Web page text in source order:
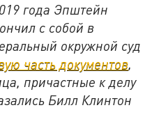
года Эпштейн
с собой в
окружной суд
часть документов,
причастные к делу
Билл Клинтон